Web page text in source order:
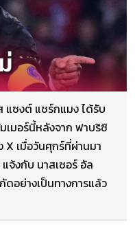
แซงต์ แชร์กแมง ได้รับ
เมอร์นี้หลังจาก ฟาบริซิ
X เมื่อวันศุกร์ที่ผ่านมา
จ้งกับ นาสเซอร์ อัล
ดอย่างเป็นทางการแล้ว